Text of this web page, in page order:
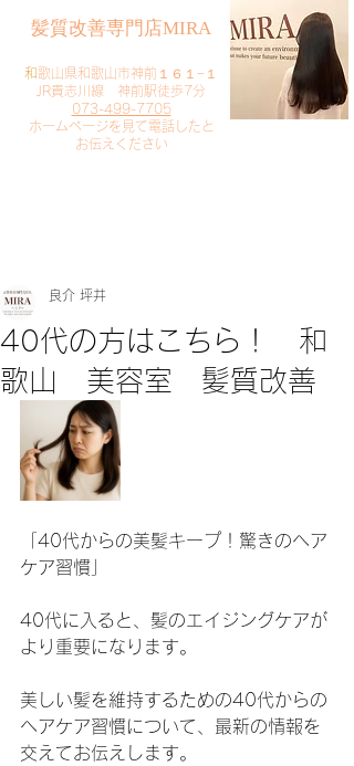
​髪質改善専門店MIRA
​和歌山県和歌山市神前１６１−１
JR貴志川線 神前駅徒歩7分
073-499-7705
​ホームページを見て電話したと
お伝えください
40代の方はこちら！ 和
歌山 美容室 髪質改善
良介 坪井
「40代からの美髪キープ！驚きのヘア
ケア習慣」
40代に入ると、髪のエイジングケアが
より重要になります。
美しい髪を維持するための40代からの
ヘアケア習慣について、最新の情報を
交えてお伝えします。